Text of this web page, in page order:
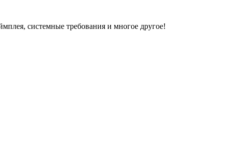
системные требования и многое другое!